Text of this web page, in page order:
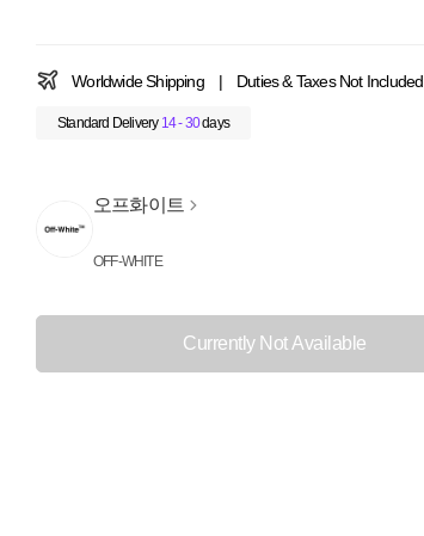
Worldwide Shipping | Duties & Taxes Not Included
Standard Delivery 14 - 30days
오프화이트
OFF-WHITE
Currently Not Available